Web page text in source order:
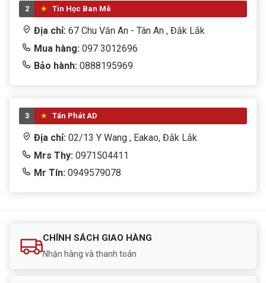
2 Tin Học Ban Mê
Địa chỉ: 67 Chu Văn An - Tân An , Đắk Lắk
Mua hàng: 097 3012696
Bảo hành: 0888195969
3 Tấn Phát AD
Địa chỉ: 02/13 Y Wang , Eakao, Đắk Lắk
Mrs Thy: 0971504411
Mr Tín: 0949579078
CHÍNH SÁCH GIAO HÀNG
Nhận hàng và thanh toán